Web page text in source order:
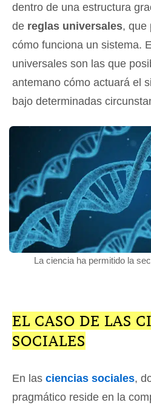
dentro de una estructura
de reglas universales, que
cómo funciona un sistema.
universales son las que
antemano cómo actuará el
bajo determinadas
La ciencia ha permitido la
EL CASO DE LAS
SOCIALES
En las ciencias sociales,
pragmático reside en la